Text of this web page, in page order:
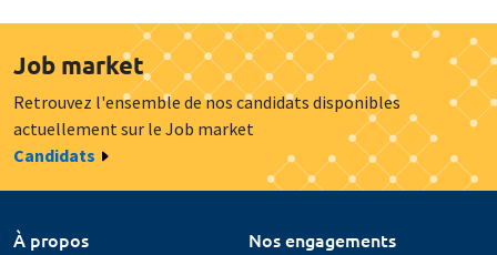
Job market
Retrouvez l'ensemble de nos candidats disponibles
actuellement sur le Job market
Candidats
À propos
Nos engagements